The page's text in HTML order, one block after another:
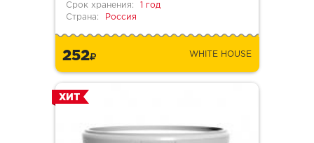
Срок хранения:
1 год
Страна:
Россия
252 WHITE HOUSE
ХИТ